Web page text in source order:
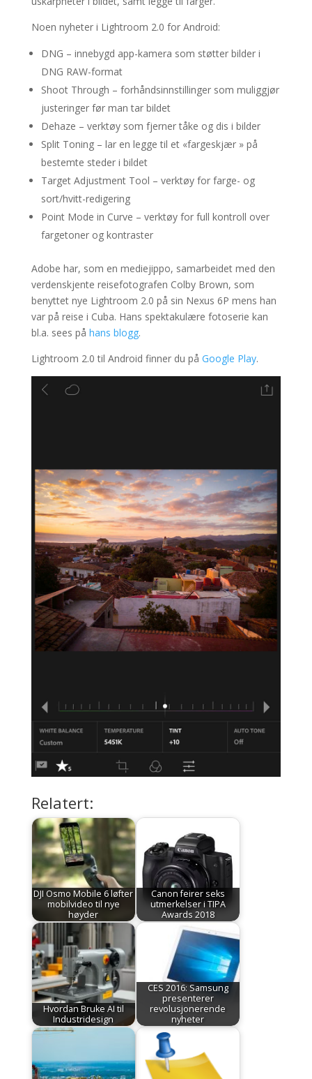
Noen nyheter i Lightroom 2.0 for Android:
DNG – innebygd app-kamera som støtter bilder i
DNG RAW-format
Shoot Through – forhåndsinnstillinger som muliggjør
justeringer før man tar bildet
Dehaze – verktøy som fjerner tåke og dis i bilder
Split Toning – lar en legge til et «fargeskjær » på
bestemte steder i bildet
Target Adjustment Tool – verktøy for farge- og
sort/hvitt-redigering
Point Mode in Curve – verktøy for full kontroll over
fargetoner og kontraster
Adobe har, som en mediejippo, samarbeidet med den
verdenskjente reisefotografen Colby Brown, som
benyttet nye Lightroom 2.0 på sin Nexus 6P mens han
var på reise i Cuba. Hans spektakulære fotoserie kan
bl.a. sees på hans blogg.
Lightroom 2.0 til Android finner du på Google Play.
Relatert:
DJI Osmo Mobile 6 løfter
mobilvideo til nye
høyder
Canon feirer seks
utmerkelser i TIPA
Awards 2018
Hvordan Bruke AI til
Industridesign
CES 2016: Samsung
presenterer
revolusjonerende
nyheter